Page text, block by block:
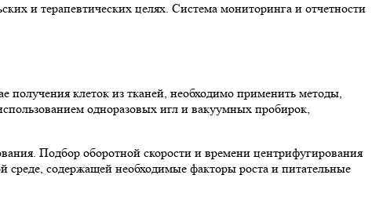
и терапевтических целях. Система мониторинга и отчетности
получения клеток из тканей, необходимо применить методы,
одноразовых игл и вакуумных пробирок,
Подбор оборотной скорости и времени центрифугирования
среде, содержащей необходимые факторы роста и питательные